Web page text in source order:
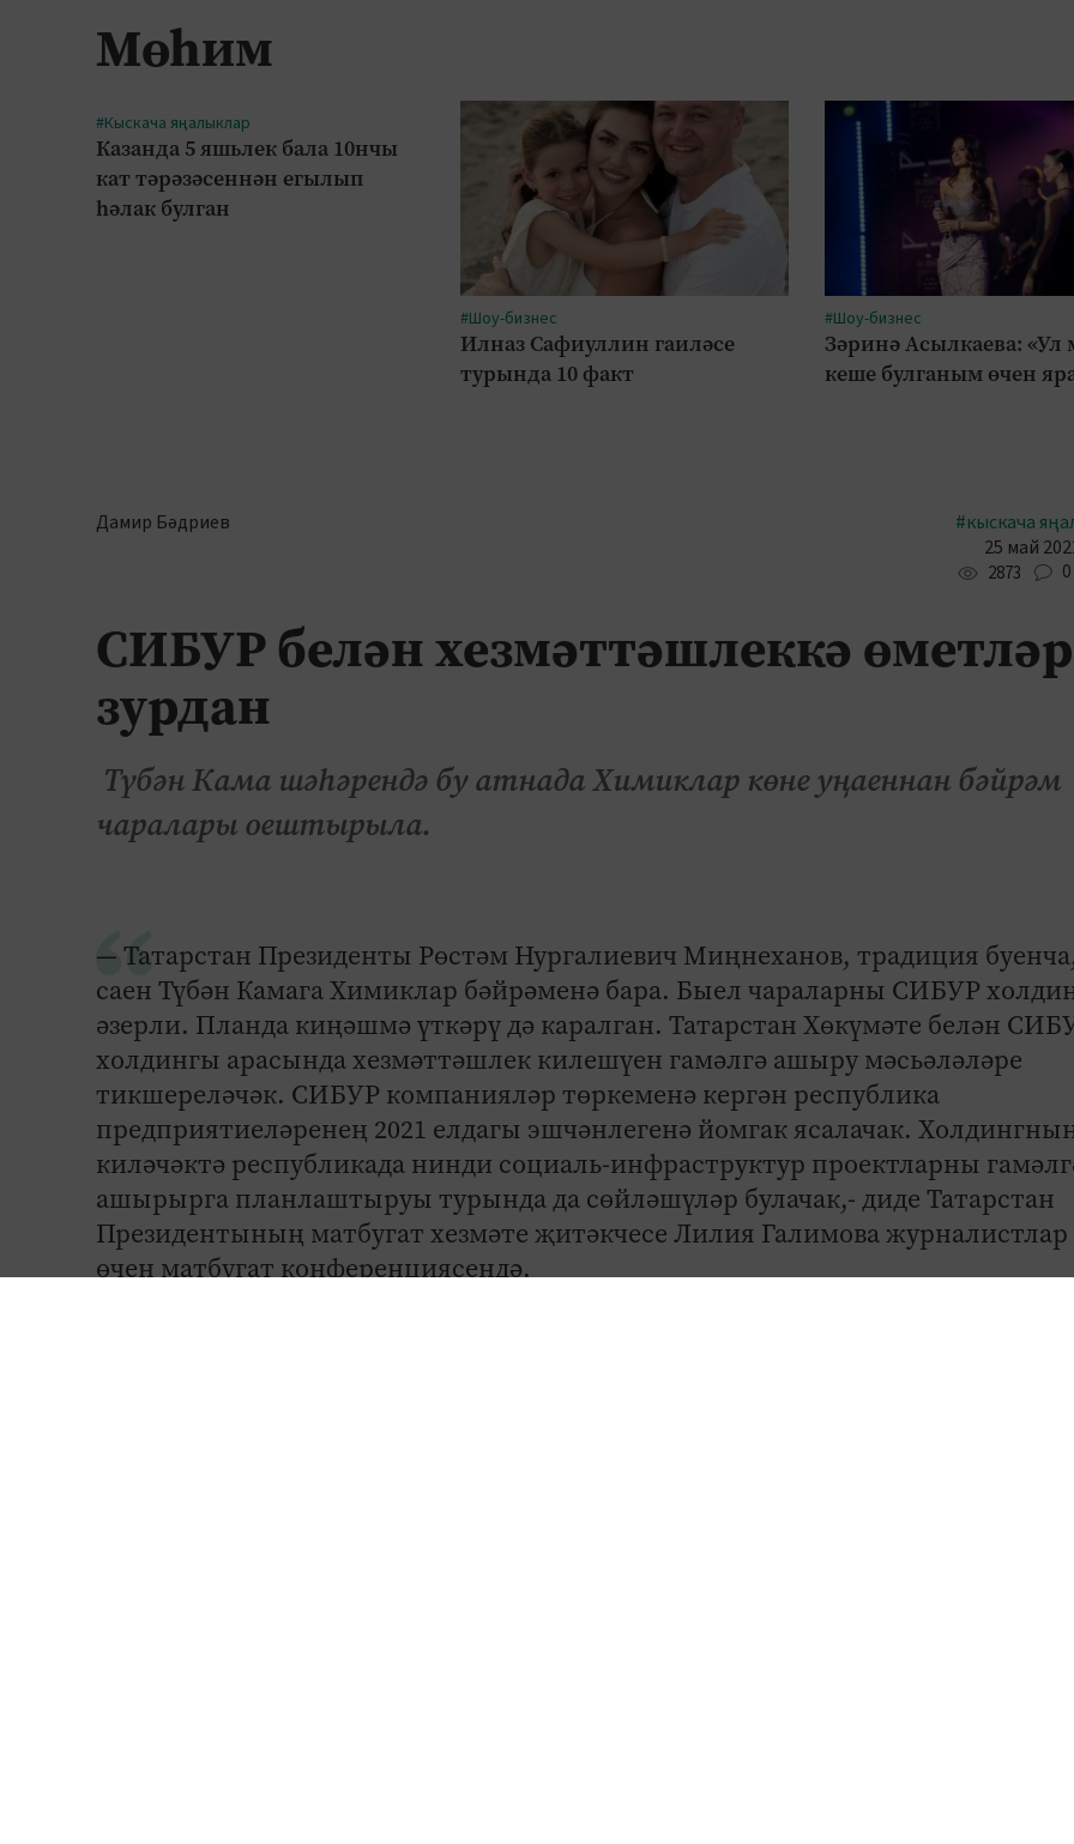
Мөһим
#Кыскача яңалыклар
Казанда 5 яшьлек бала 10нчы
кат тәрәзәсеннән егылып
һәлак булган
#Шоу-бизнес
Илназ Сафиуллин гаиләсе
турында 10 факт
#Шоу-бизнес
Зәринә Асылкаева: «Ул
кеше булганым өчен
Дамир Бәдриев
#кыскача
25 май
2873 0
СИБУР белән хезмәттәшлеккә өметләр
зурдан
Түбән Кама шәһәрендә бу атнада Химиклар көне уңаеннан бәйрәм
чаралары оештырыла.
— Татарстан Президенты Рөстәм Нургалиевич Миңнеханов, традиция
саен Түбән Камага Химиклар бәйрәменә бара. Быел чараларны СИБУР
әзерли. Планда киңәшмә үткәрү дә каралган. Татарстан Хөкүмәте белән
холдингы арасында хезмәттәшлек килешүен гамәлгә ашыру мәсьәләләре
тикшереләчәк. СИБУР компанияләр төркеменә кергән республика
предприятиеләренең 2021 елдагы эшчәнлегенә йомгак ясалачак.
киләчәктә республикада нинди социаль-инфраструктур проектларны
ашырырга планлаштыруы турында да сөйләшүләр булачак,- диде Татарстан
Президентының матбугат хезмәте җитәкчесе Лилия Галимова журналистлар
өчен матбугат конференциясендә.